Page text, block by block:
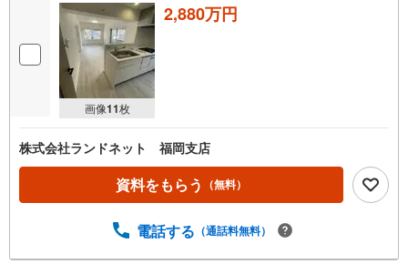
画像11枚
2,880万円
株式会社ランドネット 福岡支店
資料をもらう （無料）
電話する （通話料無料）